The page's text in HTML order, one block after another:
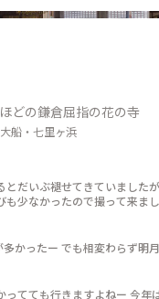
どの鎌倉屈指の花の寺
船・七里ヶ浜
も少なかったので撮って来ま
かったー でも相変わらず明